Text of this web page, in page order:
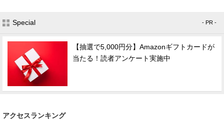
Special - PR -
【抽選で5,000円分】Amazonギフトカードが
当たる！読者アンケート実施中
アクセスランキング